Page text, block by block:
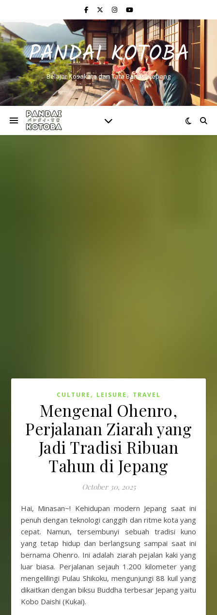
PANDAI KOTOBA
Belajar Kosakata dan Tata Bahasa Jepang
CULTURE , LEISURE , TRAVEL
Mengenal Ohenro,
Perjalanan Ziarah yang
Jadi Tradisi Ribuan
Tahun di Jepang
October 30, 2025
Hai, Minasan~! Kehidupan modern Jepang saat ini
penuh dengan teknologi canggih dan ritme kota yang
cepat. Namun, tersembunyi sebuah tradisi kuno
yang tetap hidup dan berlangsung sampai saat ini
bernama Ohenro. Ini adalah ziarah pejalan kaki yang
luar biasa. Perjalanan sejauh 1.200 kilometer yang
mengelilingi Pulau Shikoku, mengunjungi 88 kuil yang
dikaitkan dengan biksu Buddha terbesar Jepang yaitu
Kobo Daishi (Kukai).